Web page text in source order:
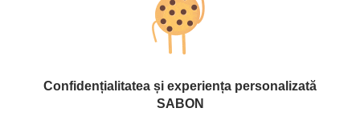
Spune adio pielii „de căpșună“ de pe
Confidențialitatea și experiența personalizată
SABON